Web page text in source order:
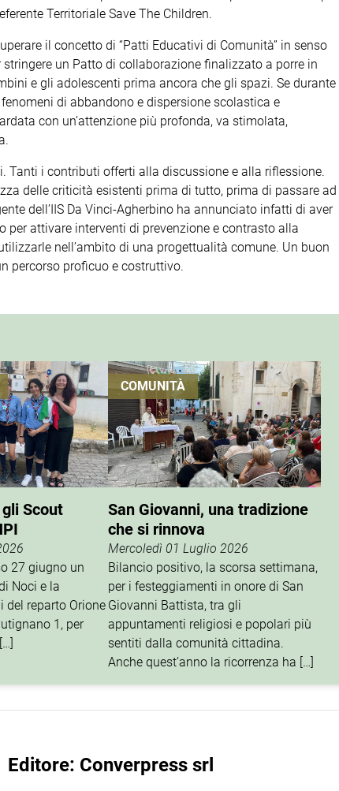
Territoriale Save The Children.
il concetto di “Patti Educativi di Comunità” in senso
un Patto di collaborazione finalizzato a porre in
e gli adolescenti prima ancora che gli spazi. Se durante
di abbandono e dispersione scolastica e
con un’attenzione più profonda, va stimolata,
Tanti i contributi offerti alla discussione e alla riflessione.
delle criticità esistenti prima di tutto, prima di passare ad
dell’IIS Da Vinci-Agherbino ha annunciato infatti di aver
attivare interventi di prevenzione e contrasto alla
nell’ambito di una progettualità comune. Un buon
percorso proficuo e costruttivo.
Scout
27 giugno un
Noci e la
del reparto Orione
1, per
COMUNITÀ
San Giovanni, una tradizione
che si rinnova
Mercoledì 01 Luglio 2026
Bilancio positivo, la scorsa settimana,
per i festeggiamenti in onore di San
Giovanni Battista, tra gli
appuntamenti religiosi e popolari più
sentiti dalla comunità cittadina.
Anche quest’anno la ricorrenza ha […]
Editore: Converpress srl